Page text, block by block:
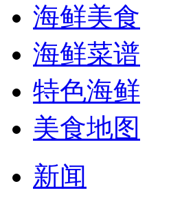
海鲜美食
海鲜菜谱
特色海鲜
美食地图
新闻